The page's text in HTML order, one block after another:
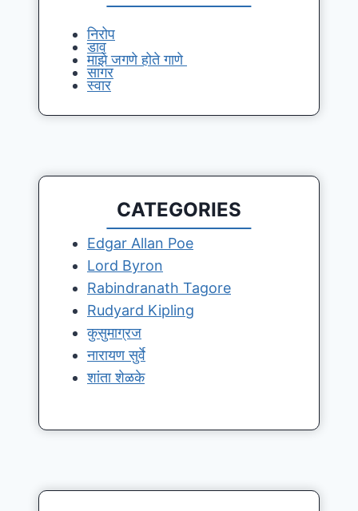
निरोप
डाव
माझे जगणे होते गाणे
सागर
स्वार
CATEGORIES
Edgar Allan Poe
Lord Byron
Rabindranath Tagore
Rudyard Kipling
कुसुमाग्रज
नारायण सुर्वे
शांता शेळके